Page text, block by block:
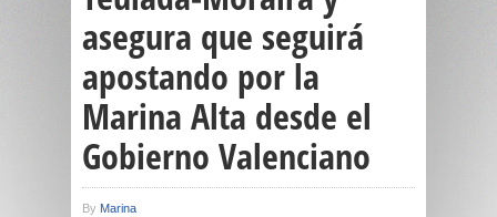
asegura que seguirá
apostando por la
Marina Alta desde el
Gobierno Valenciano
By Marina